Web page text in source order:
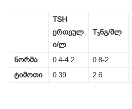
TSH
ერთეულ
ი/ლ
T3ნგ/მლ
ნორმა 0.4-4.2 0.8-2
ტიმოთი
0.39 2.6